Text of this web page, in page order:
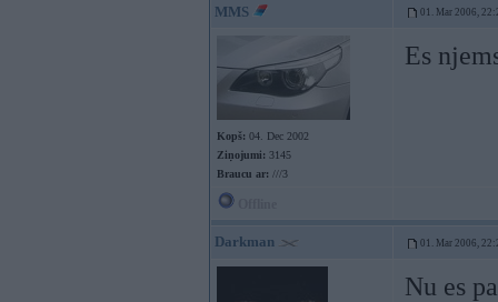
MMS 01. Mar 2006,
Kopš: 04. Dec 2002
Ziņojumi: 3145
Braucu ar: ///3
Es
Darkman 01. Mar 2006,
Nu es